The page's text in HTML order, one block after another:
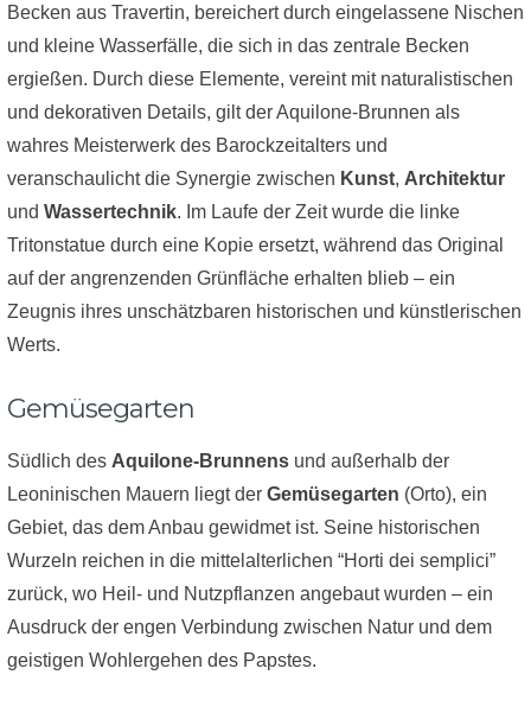
Becken aus Travertin, bereichert durch eingelassene Nischen
und kleine Wasserfälle, die sich in das zentrale Becken
ergießen. Durch diese Elemente, vereint mit naturalistischen
und dekorativen Details, gilt der Aquilone-Brunnen als
wahres Meisterwerk des Barockzeitalters und
veranschaulicht die Synergie zwischen Kunst, Architektur
und Wassertechnik. Im Laufe der Zeit wurde die linke
Tritonstatue durch eine Kopie ersetzt, während das Original
auf der angrenzenden Grünfläche erhalten blieb – ein
Zeugnis ihres unschätzbaren historischen und künstlerischen
Werts.
Gemüsegarten
Südlich des Aquilone-Brunnens und außerhalb der
Leoninischen Mauern liegt der Gemüsegarten (Orto), ein
Gebiet, das dem Anbau gewidmet ist. Seine historischen
Wurzeln reichen in die mittelalterlichen “Horti dei semplici”
zurück, wo Heil- und Nutzpflanzen angebaut wurden – ein
Ausdruck der engen Verbindung zwischen Natur und dem
geistigen Wohlergehen des Papstes.